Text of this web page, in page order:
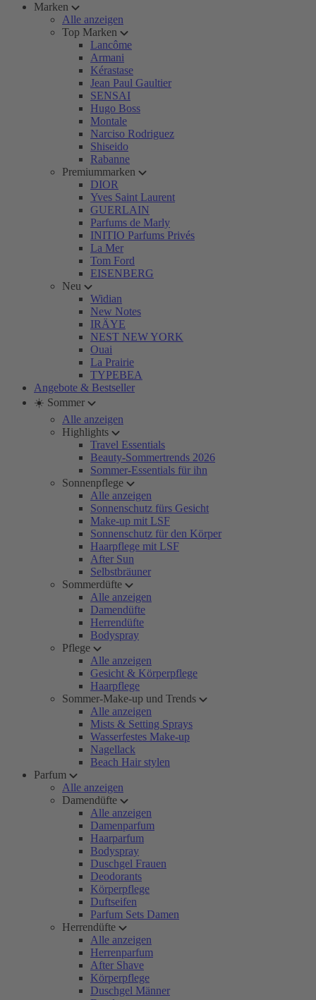
Marken
Alle anzeigen
Top Marken
Lancôme
Armani
Kérastase
Jean Paul Gaultier
SENSAI
Hugo Boss
Montale
Narciso Rodriguez
Shiseido
Rabanne
Premiummarken
DIOR
Yves Saint Laurent
GUERLAIN
Parfums de Marly
INITIO Parfums Privés
La Mer
Tom Ford
EISENBERG
Neu
Widian
New Notes
IRÄYE
NEST NEW YORK
Ouai
La Prairie
TYPEBEA
Angebote & Bestseller
☀️ Sommer
Alle anzeigen
Highlights
Travel Essentials
Beauty-Sommertrends 2026
Sommer-Essentials für ihn
Sonnenpflege
Alle anzeigen
Sonnenschutz fürs Gesicht
Make-up mit LSF
Sonnenschutz für den Körper
Haarpflege mit LSF
After Sun
Selbstbräuner
Sommerdüfte
Alle anzeigen
Damendüfte
Herrendüfte
Bodyspray
Pflege
Alle anzeigen
Gesicht & Körperpflege
Haarpflege
Sommer-Make-up und Trends
Alle anzeigen
Mists & Setting Sprays
Wasserfestes Make-up
Nagellack
Beach Hair stylen
Parfum
Alle anzeigen
Damendüfte
Alle anzeigen
Damenparfum
Haarparfum
Bodyspray
Duschgel Frauen
Deodorants
Körperpflege
Duftseifen
Parfum Sets Damen
Herrendüfte
Alle anzeigen
Herrenparfum
After Shave
Körperpflege
Duschgel Männer